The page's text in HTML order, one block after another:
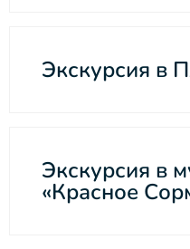
Экскурсия в
Экскурсия в
«Красное